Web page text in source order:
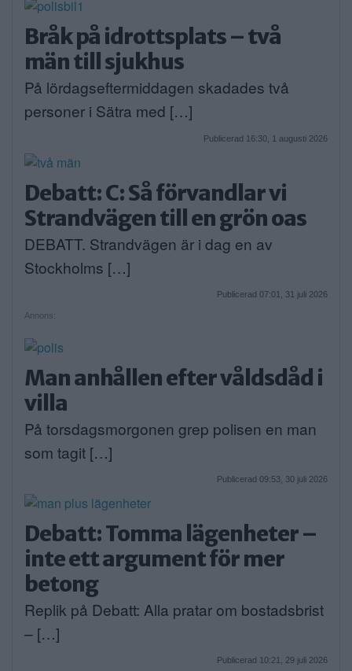
Bråk på idrottsplats – två
män till sjukhus
På lördagseftermiddagen skadades två
personer i Sätra med […]
Publicerad 16:30, 1 augusti 2026
Debatt: C: Så förvandlar vi
Strandvägen till en grön oas
DEBATT. Strandvägen är i dag en av
Stockholms […]
Publicerad 07:01, 31 juli 2026
Annons:
Man anhållen efter våldsdåd i
villa
På torsdagsmorgonen grep polisen en man
som tagit […]
Publicerad 09:53, 30 juli 2026
Debatt: Tomma lägenheter –
inte ett argument för mer
betong
Replik på Debatt: Alla pratar om bostadsbrist
– […]
Publicerad 10:21, 29 juli 2026